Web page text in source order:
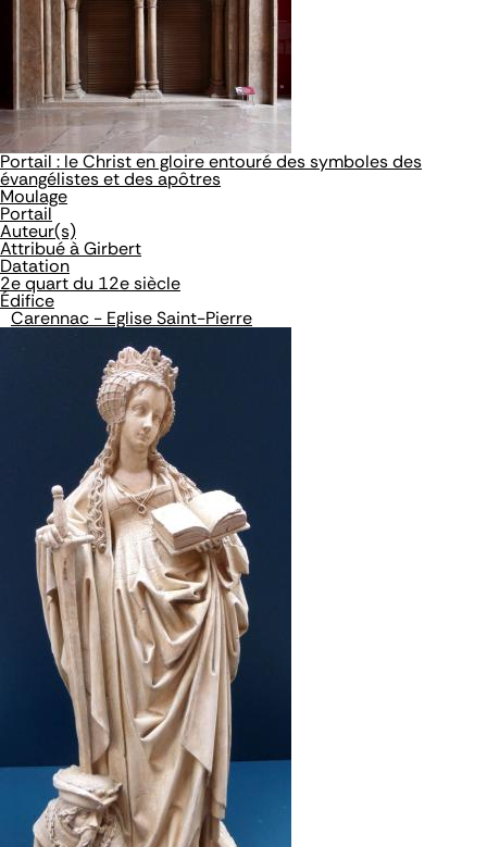
Portail : le Christ en gloire entouré des symboles des
évangélistes et des apôtres
Moulage
Portail
Auteur(s)
Attribué à Girbert
Datation
2e quart du 12e siècle
Édifice
Carennac - Eglise Saint-Pierre